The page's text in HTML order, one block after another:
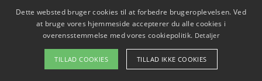
Dette websted bruger cookies til at forbedre brugeroplevelsen. Ved
at bruge vores hjemmeside accepterer du alle cookies i
overensstemmelse med vores cookiepolitik. Detaljer
TILLAD COOKIES TILLAD IKKE COOKIES